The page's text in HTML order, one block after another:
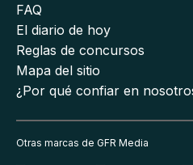
FAQ
El diario de hoy
Reglas de concursos
Mapa del sitio
¿Por qué confiar en
Otras marcas de GFR Media